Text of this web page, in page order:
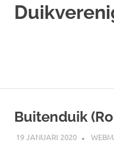
inhoud
Buitenduik
19 JANUARI 2020